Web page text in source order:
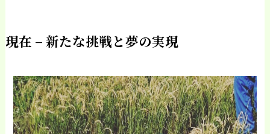
現在 – 新たな挑戦と夢の実現